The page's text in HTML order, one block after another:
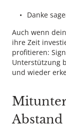
Danke
Auch wenn
ihre Zeit
profitieren:
Unterstützung
und wieder
Abstand